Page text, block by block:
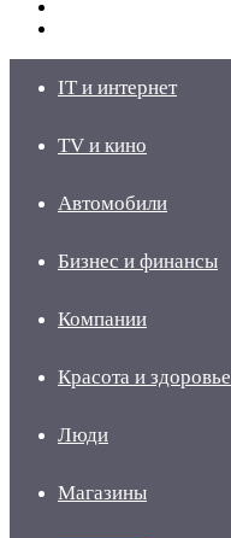
IT и интернет
TV и кино
Автомобили
Бизнес и финансы
Компании
Красота и здоровье
Люди
Магазины